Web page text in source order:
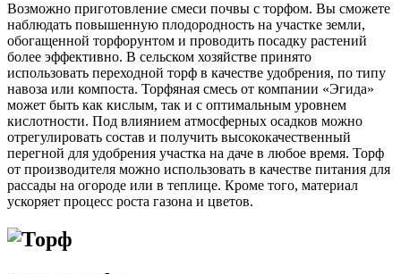
Возможно приготовление смеси почвы с торфом. Вы сможете
наблюдать повышенную плодородность на участке земли,
обогащенной торфорунтом и проводить посадку растений
более эффективно. В сельском хозяйстве принято
использовать переходной торф в качестве удобрения, по типу
навоза или компоста. Торфяная смесь от компании «Эгида»
может быть как кислым, так и с оптимальным уровнем
кислотности. Под влиянием атмосферных осадков можно
отрегулировать состав и получить высококачественный
перегной для удобрения участка на даче в любое время. Торф
от производителя можно использовать в качестве питания для
рассады на огороде или в теплице. Кроме того, материал
ускоряет процесс роста газона и цветов.